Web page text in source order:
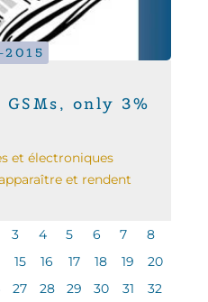
2015
only 3%
et électroniques
et rendent
3 4 5 6 7
8
15 16 17 18 19
20
27 28 29 30 31
32